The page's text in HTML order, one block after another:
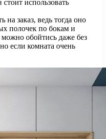
использовать
на заказ, ведь тогда оно
полочек по бокам и
обойтись даже без
если комната очень